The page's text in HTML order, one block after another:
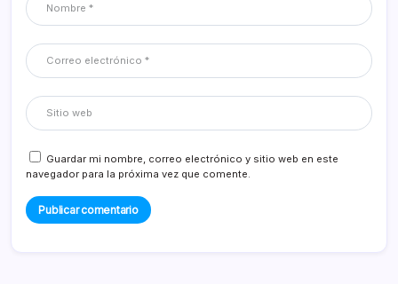
Guardar mi nombre, correo electrónico y sitio web en este
navegador para la próxima vez que comente.